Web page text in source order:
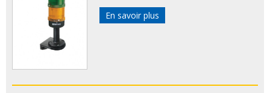
En savoir plus